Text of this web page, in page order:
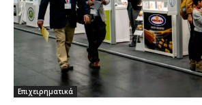
Επιχειρηματικά